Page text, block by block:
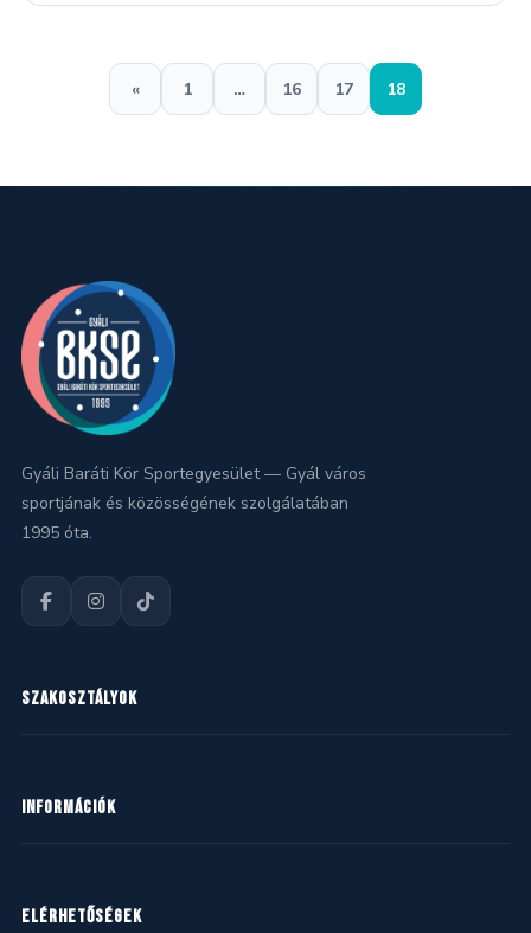
« 1 … 16 17 18
Gyáli Baráti Kör Sportegyesület — Gyál város
sportjának és közösségének szolgálatában
1995 óta.
SZAKOSZTÁLYOK
Kosárlabda
Mazsorett
INFORMÁCIÓK
Naptár
ELÉRHETŐSÉGEK